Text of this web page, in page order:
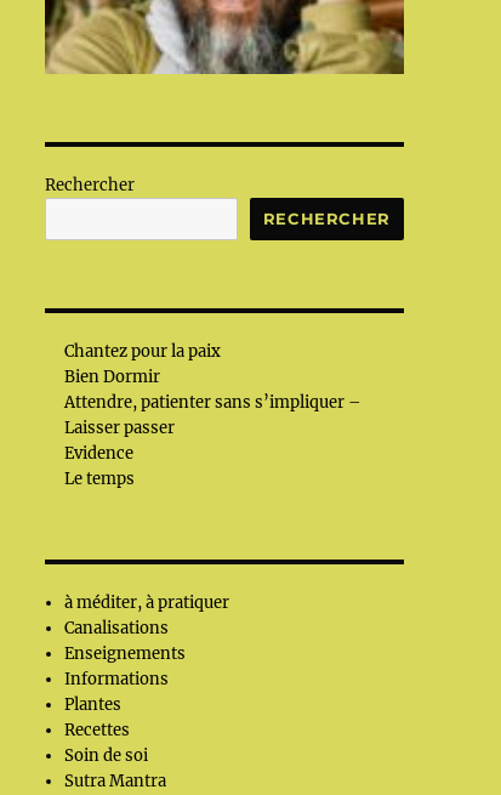
Rechercher
RECHERCHER
Chantez pour la paix
Bien Dormir
Attendre, patienter sans s’impliquer –
Laisser passer
Evidence
Le temps
à méditer, à pratiquer
Canalisations
Enseignements
Informations
Plantes
Recettes
Soin de soi
Sutra Mantra